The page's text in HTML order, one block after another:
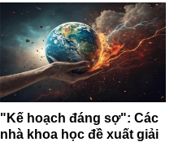
"Kế hoạch đáng sợ": Các
nhà khoa học đề xuất giải